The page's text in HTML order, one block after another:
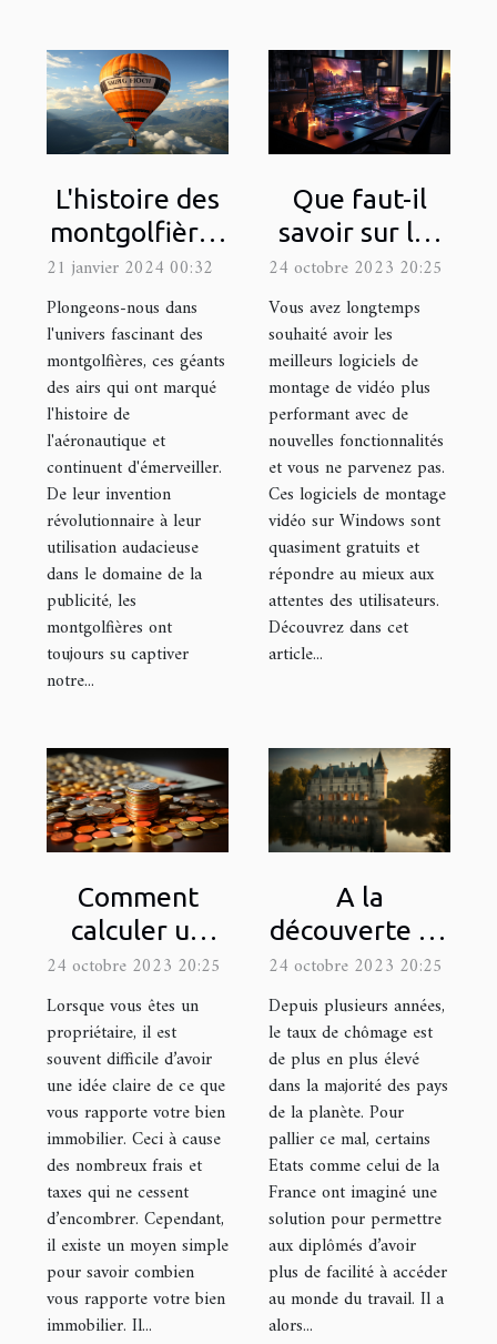
L'histoire des
montgolfières
et leur
utilisation
moderne dans
la publicité
21 janvier 2024 00:32
Plongeons-nous dans
l'univers fascinant des
montgolfières, ces géants
des airs qui ont marqué
l'histoire de
l'aéronautique et
continuent d'émerveiller.
De leur invention
révolutionnaire à leur
utilisation audacieuse
dans le domaine de la
publicité, les
montgolfières ont
toujours su captiver
notre...
Que faut-il
savoir sur les
logiciels de
montage de
vidéo ?
24 octobre 2023 20:25
Vous avez longtemps
souhaité avoir les
meilleurs logiciels de
montage de vidéo plus
performant avec de
nouvelles fonctionnalités
et vous ne parvenez pas.
Ces logiciels de montage
vidéo sur Windows sont
quasiment gratuits et
répondre au mieux aux
attentes des utilisateurs.
Découvrez dans cet
article...
Comment
calculer un
rendement
locatif ?
24 octobre 2023 20:25
Lorsque vous êtes un
propriétaire, il est
souvent difficile d’avoir
une idée claire de ce que
vous rapporte votre bien
immobilier. Ceci à cause
des nombreux frais et
taxes qui ne cessent
d’encombrer. Cependant,
il existe un moyen simple
pour savoir combien
vous rapporte votre bien
immobilier. Il...
A la
découverte du
site
loiretcher.com
24 octobre 2023 20:25
Depuis plusieurs années,
le taux de chômage est
de plus en plus élevé
dans la majorité des pays
de la planète. Pour
pallier ce mal, certains
Etats comme celui de la
France ont imaginé une
solution pour permettre
aux diplômés d’avoir
plus de facilité à accéder
au monde du travail. Il a
alors...